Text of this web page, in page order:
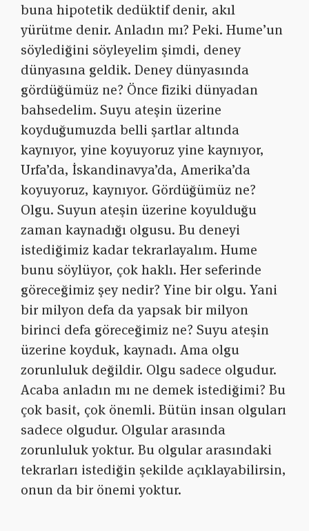
buna hipotetik dedüktif denir, akıl
yürütme denir. Anladın mı? Peki. Hume’un
söylediğini söyleyelim şimdi, deney
dünyasına geldik. Deney dünyasında
gördüğümüz ne? Önce fiziki dünyadan
bahsedelim. Suyu ateşin üzerine
koyduğumuzda belli şartlar altında
kaynıyor, yine koyuyoruz yine kaynıyor,
Urfa’da, İskandinavya’da, Amerika’da
koyuyoruz, kaynıyor. Gördüğümüz ne?
Olgu. Suyun ateşin üzerine koyulduğu
zaman kaynadığı olgusu. Bu deneyi
istediğimiz kadar tekrarlayalım. Hume
bunu söylüyor, çok haklı. Her seferinde
göreceğimiz şey nedir? Yine bir olgu. Yani
bir milyon defa da yapsak bir milyon
birinci defa göreceğimiz ne? Suyu ateşin
üzerine koyduk, kaynadı. Ama olgu
zorunluluk değildir. Olgu sadece olgudur.
Acaba anladın mı ne demek istediğimi? Bu
çok basit, çok önemli. Bütün insan olguları
sadece olgudur. Olgular arasında
zorunluluk yoktur. Bu olgular arasındaki
tekrarları istediğin şekilde açıklayabilirsin,
onun da bir önemi yoktur.